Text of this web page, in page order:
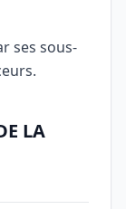
ses sous-
LA